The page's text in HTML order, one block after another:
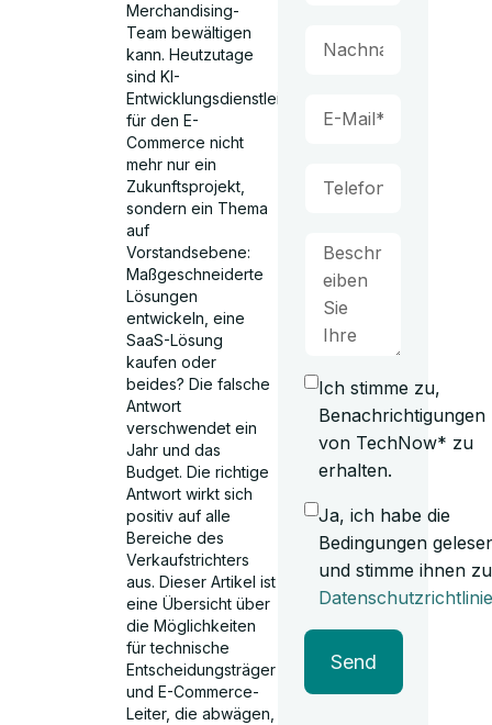
Merchandising-
Team bewältigen
kann. Heutzutage
sind KI-
Entwicklungsdienstleistungen
für den E-
Commerce nicht
mehr nur ein
Zukunftsprojekt,
sondern ein Thema
auf
Vorstandsebene:
Maßgeschneiderte
Lösungen
entwickeln, eine
SaaS-Lösung
kaufen oder
beides? Die falsche
Antwort
verschwendet ein
Jahr und das
Budget. Die richtige
Antwort wirkt sich
positiv auf alle
Bereiche des
Verkaufstrichters
aus. Dieser Artikel ist
eine Übersicht über
die Möglichkeiten
für technische
Entscheidungsträger
und E-Commerce-
Leiter, die abwägen,
Ich stimme zu,
Benachrichtigungen
von TechNow* zu
erhalten.
Ja, ich habe die
Bedingungen
und stimme ihnen
Datenschutzrichtlinie
Send